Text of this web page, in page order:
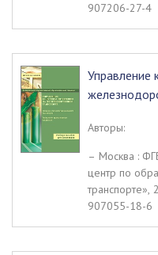
907206-27-4
Управление
Авторы:
– Москва :
центр по
907055-18-6